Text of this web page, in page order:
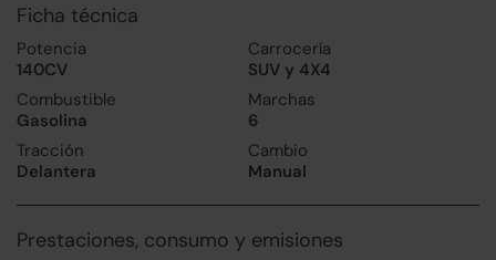
Ficha técnica
Potencia
140CV
Carrocería
SUV y 4X4
Combustible
Gasolina
Marchas
6
Tracción
Delantera
Cambio
Manual
Prestaciones, consumo y emisiones